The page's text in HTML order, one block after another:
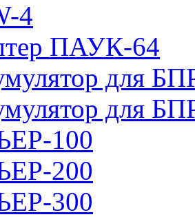
4
ПАУК-64
для
для
100
200
300